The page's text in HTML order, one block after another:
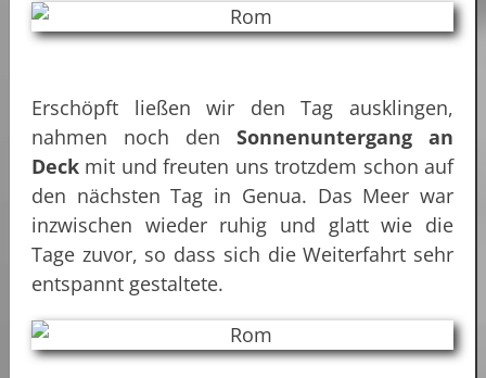
Erschöpft ließen wir den Tag ausklingen,
nahmen noch den Sonnenuntergang an
Deck mit und freuten uns trotzdem schon auf
den nächsten Tag in Genua. Das Meer war
inzwischen wieder ruhig und glatt wie die
Tage zuvor, so dass sich die Weiterfahrt sehr
entspannt gestaltete.